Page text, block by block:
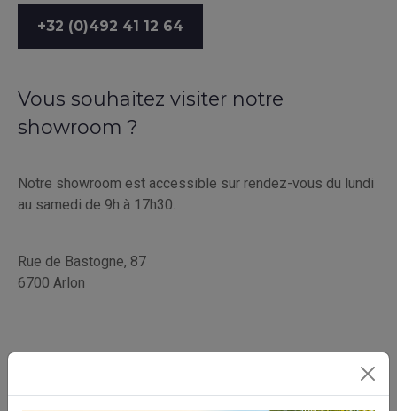
+32 (0)492 41 12 64
Vous souhaitez visiter notre
showroom ?
Notre showroom est accessible sur rendez-vous du lundi
au samedi de 9h à 17h30.
Rue de Bastogne, 87
6700 Arlon